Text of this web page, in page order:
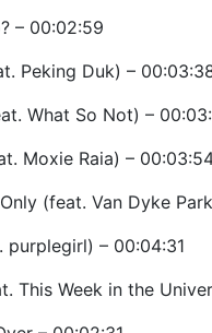
– 00:02:59
Peking Duk) –
What So Not) –
Moxie Raia) –
(feat. Van Dyke
purplegirl) – 00:04:31
This Week in the